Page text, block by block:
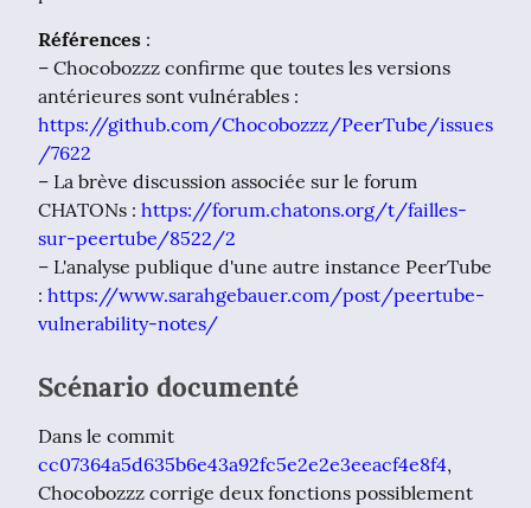
Références :
– Chocobozzz confirme que toutes les versions
https://github.com/Chocobozzz/PeerTube/issues
/7622
– La brève discussion associée sur le forum
CHATONs : https://forum.chatons.org/t/failles-
sur-peertube/8522/2
– L'analyse publique d'une autre instance PeerTube
: https://www.sarahgebauer.com/post/peertube-
vulnerability-notes/
Scénario documenté
cc07364a5d635b6e43a92fc5e2e2e3eeacf4e8f4,
Chocobozzz corrige deux fonctions possiblement